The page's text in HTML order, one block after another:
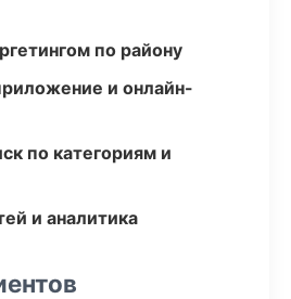
по району
и онлайн-
по категориям и
и аналитика